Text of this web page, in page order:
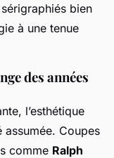
bien
à une tenue
des années
l’esthétique
Coupes
comme Ralph